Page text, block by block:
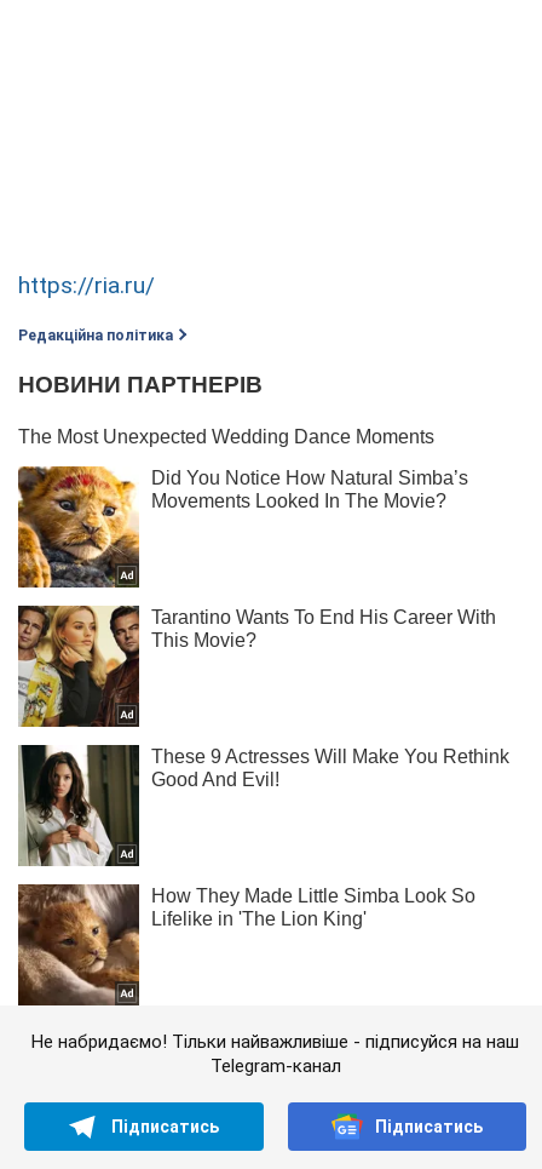
https://ria.ru/
Редакційна політика
Не набридаємо! Тільки найважливіше - підписуйся на наш
Telegram-канал
Підписатись Підписатись